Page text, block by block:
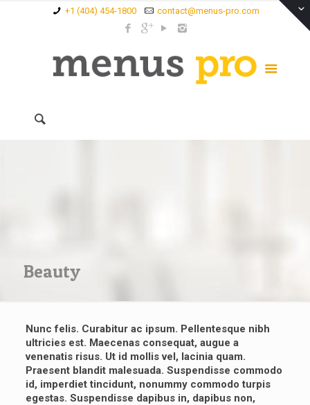
+1 (404) 454-1800 contact@menus-pro.com
Beauty
Nunc felis. Curabitur ac ipsum. Pellentesque nibh
ultricies est. Maecenas consequat, augue a
venenatis risus. Ut id mollis vel, lacinia quam.
Praesent blandit malesuada. Suspendisse commodo
id, imperdiet tincidunt, nonummy commodo turpis
egestas. Suspendisse dapibus in, dapibus non,